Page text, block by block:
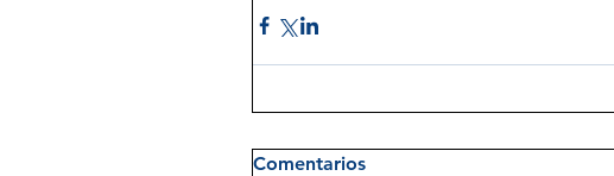
Comentarios